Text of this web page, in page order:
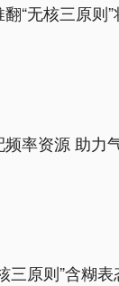
“无核三原则
率资源 助力
三原则”含糊表